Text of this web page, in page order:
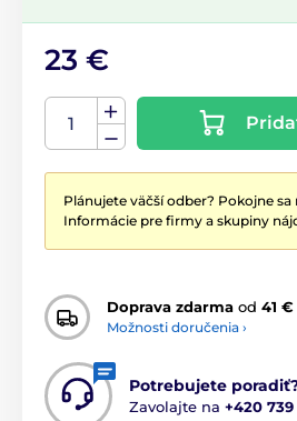
23 €
Plánujete väčší odber? Pokojne sa
Informácie pre firmy a skupiny
Doprava zdarma od 41 €
Možnosti doručenia ›
Potrebujete
Zavolajte na +420